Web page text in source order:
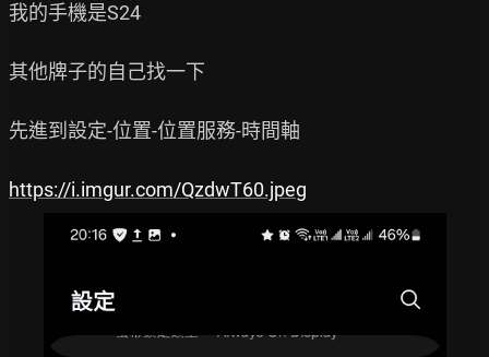
我的手機是S24
其他牌子的自己找一下
先進到設定-位置-位置服務-時間軸
https://i.imgur.com/QzdwT60.jpeg